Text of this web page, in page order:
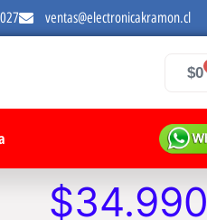
ventas@electronicakramon.cl
$0
$34.990